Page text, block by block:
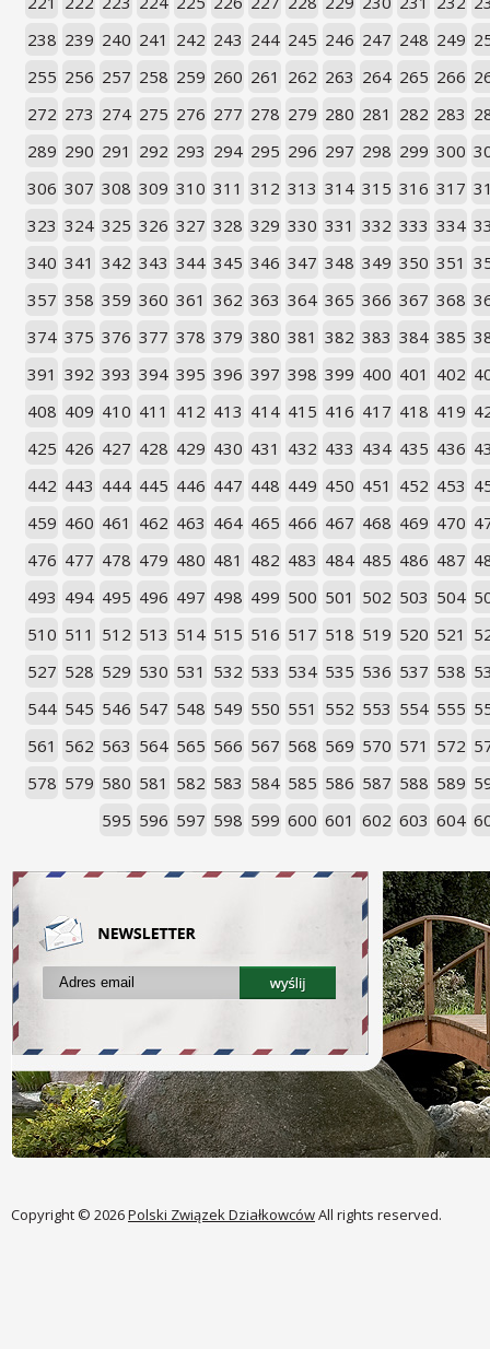
238 239 240 241 242 243 244 245 246 247 248 249
255 256 257 258 259 260 261 262 263 264 265 266
272 273 274 275 276 277 278 279 280 281 282 283
289 290 291 292 293 294 295 296 297 298 299 300
306 307 308 309 310 311 312 313 314 315 316 317
323 324 325 326 327 328 329 330 331 332 333 334
340 341 342 343 344 345 346 347 348 349 350 351
357 358 359 360 361 362 363 364 365 366 367 368
374 375 376 377 378 379 380 381 382 383 384 385
391 392 393 394 395 396 397 398 399 400 401 402
408 409 410 411 412 413 414 415 416 417 418 419
425 426 427 428 429 430 431 432 433 434 435 436
442 443 444 445 446 447 448 449 450 451 452 453
459 460 461 462 463 464 465 466 467 468 469 470
476 477 478 479 480 481 482 483 484 485 486 487
493 494 495 496 497 498 499 500 501 502 503 504
510 511 512 513 514 515 516 517 518 519 520 521
527 528 529 530 531 532 533 534 535 536 537 538
544 545 546 547 548 549 550 551 552 553 554 555
561 562 563 564 565 566 567 568 569 570 571 572
578 579 580 581 582 583 584 585 586 587 588 589
595 596 597 598 599 600 601 602 603 604
Copyright © 2026Polski Związek DziałkowcówAll rights reserved.